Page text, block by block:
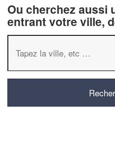
Ou cherchez aussi
entrant votre ville,